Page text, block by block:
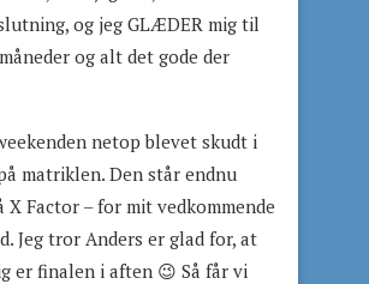
og jeg GLÆDER mig til
og alt det gode der
netop blevet skudt i
matriklen. Den står endnu
X Factor – for mit vedkommende
Jeg tror Anders er glad for, at
er finalen i aften 😉 Så får vi